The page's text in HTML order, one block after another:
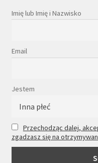
Imię lub Imię i Nazwisko
Email
Jestem
Przechodząc dalej,
zgadzasz się na